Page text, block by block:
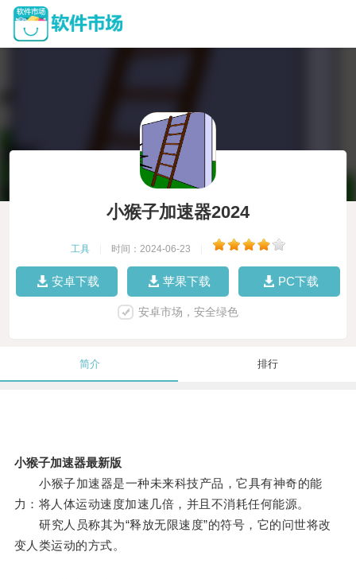
小猴子加速器2024
工具 时间：2024-06-23
安卓下载 苹果下载 PC下载
安卓市场，安全绿色
简介 排行
小猴子加速器最新版
小猴子加速器是一种未来科技产品，它具有神奇的能
力：将人体运动速度加速几倍，并且不消耗任何能源。
研究人员称其为“释放无限速度”的符号，它的问世将改
变人类运动的方式。